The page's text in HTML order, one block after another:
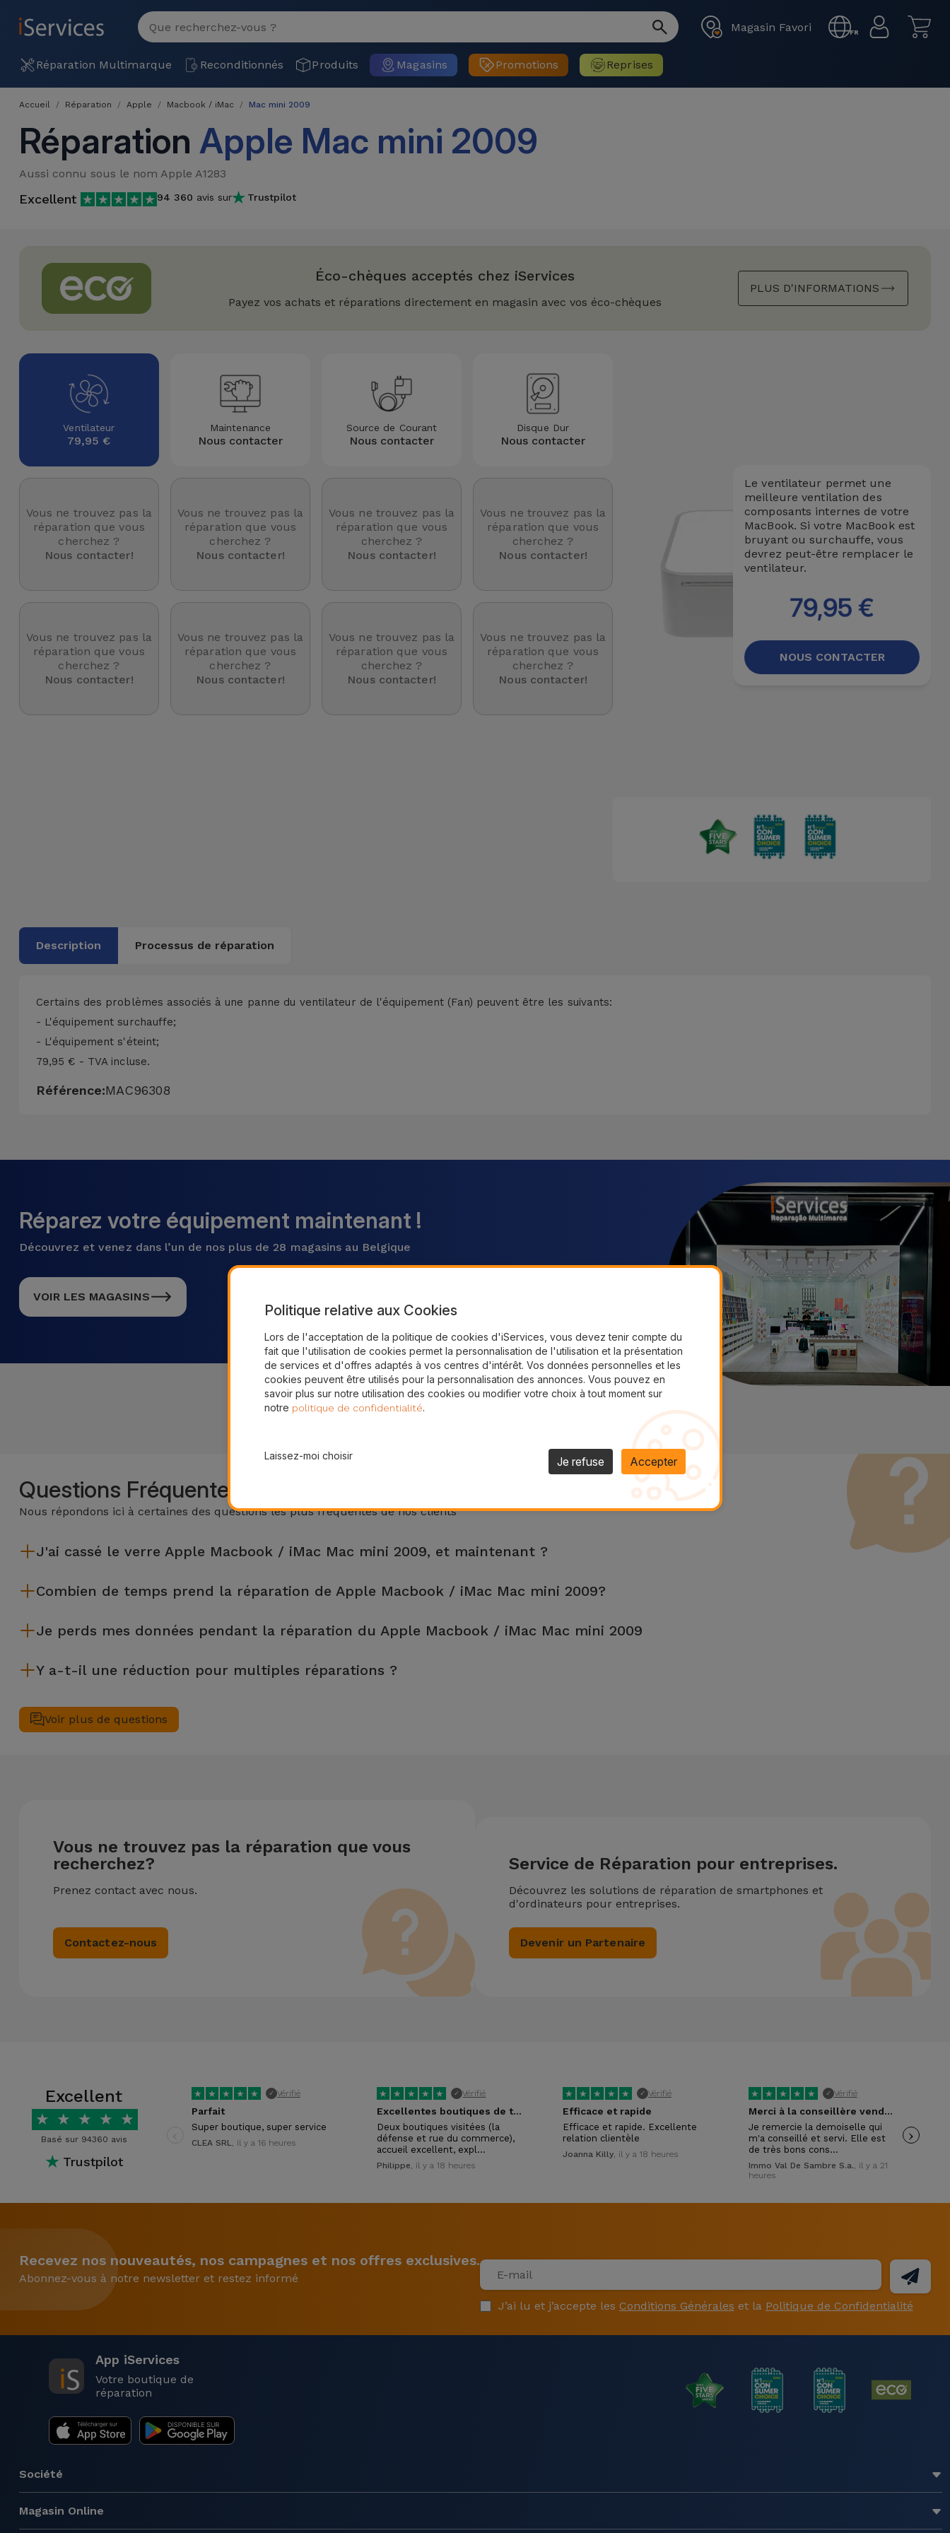
Magasin Favori FR
Réparation Multimarque Reconditionnés Produits Magasins Promotions Reprises
MENU
Réparation
Différentes
Causes de
Pannes
Macbook
Watch
Samsung
Huawei
OnePlus
Google
Dyson
Autres
Marques
iPhone
Reconditionnés
iPads
Reconditionnés
Samsungs
Reconditionnés
Jeux
Reconditionnées
Produits
DJI
Câbles
Protections
Batteries
Externes
Ecouteurs
Connectées
et
Bracelets
Traceurs et
Accessoires
Mobilité,
Auto et
Vélo
d'ordinateur
Tablette
Voir
Magasins
Reprises
Voir
Accueil Réparation Apple Macbook / iMac Mac mini 2009
Réparation Apple Mac mini 2009
Aussi connu sous le nom Apple A1283
Excellent 94 360 avis sur Trustpilot
Éco-chèques acceptés chez iServices
Payez vos achats et réparations directement en magasin avec vos éco-chèques
PLUS D'INFORMATIONS
Ventilateur
79,95 €
Maintenance
Nous contacter
Source de Courant
Nous contacter
Disque Dur
Nous contacter
Vous ne trouvez pas la
réparation que vous
cherchez ?
Nous contacter!
Vous ne trouvez pas la
réparation que vous
cherchez ?
Nous contacter!
Vous ne trouvez pas la
réparation que vous
cherchez ?
Nous contacter!
Vous ne trouvez pas la
réparation que vous
cherchez ?
Nous contacter!
Vous ne trouvez pas la
réparation que vous
cherchez ?
Nous contacter!
Vous ne trouvez pas la
réparation que vous
cherchez ?
Nous contacter!
Vous ne trouvez pas la
réparation que vous
cherchez ?
Nous contacter!
Vous ne trouvez pas la
réparation que vous
cherchez ?
Nous contacter!
Le ventilateur permet une
meilleure ventilation des
composants internes de votre
MacBook. Si votre MacBook est
bruyant ou surchauffe, vous
devrez peut-être remplacer le
ventilateur.
79,95 €
NOUS CONTACTER
Description Processus de réparation
Certains des problèmes associés à une panne du ventilateur de l'équipement (Fan) peuvent être les suivants:
- L'équipement surchauffe;
- L'équipement s'éteint;
79,95 € - TVA incluse.
Référence:MAC96308
Réparez votre équipement maintenant !
Découvrez et venez dans l’un de nos plus de 28 magasins au Belgique
VOIR LES MAGASINS
Questions Fréquentes
Nous répondons ici à certaines des questions les plus fréquentes de nos clients
J'ai cassé le verre Apple Macbook / iMac Mac mini 2009, et maintenant ?
Combien de temps prend la réparation de Apple Macbook / iMac Mac mini 2009?
Je perds mes données pendant la réparation du Apple Macbook / iMac Mac mini 2009
€) au cas où tu aurais besoin d'aide pour la gestion des fichiers.
Y a-t-il une réduction pour multiples réparations ?
réalisées simultanément, nous appliquons une remise de 25% sur le montant de la réparation la moins chère.
Voir plus de questions
Vous ne trouvez pas la réparation que vous
recherchez?
Prenez contact avec nous.
Contactez-nous
Service de Réparation pour entreprises.
Découvrez les solutions de réparation de smartphones et
d'ordinateurs pour entreprises.
Devenir un Partenaire
Excellent
★ ★ ★ ★ ★
Basé sur 94360 avis
★ Trustpilot
★ ★ ★ ★ ★ ✓ Vérifié
Parfait
Super boutique, super service
CLEA SRL, il y a 16 heures
★ ★ ★ ★ ★ ✓ Vérifié
Excellentes boutiques de téléphonie reconditionnée
Deux boutiques visitées (la
défense et rue du commerce),
accueil excellent, expl…
Philippe, il y a 18 heures
★ ★ ★ ★ ★ ✓ Vérifié
Efficace et rapide
Efficace et rapide. Excellente
relation clientèle
Joanna Killy, il y a 18 heures
★ ★ ★ ★ ★ ✓ Vérifié
Merci à la conseillère vendeuse
Je remercie la demoiselle qui
m'a conseillé et servi. Elle est
de très bons cons…
Immo Val De Sambre S.a., il y a 21
heures
›
Recevez nos nouveautés, nos campagnes et nos offres exclusives.
Abonnez-vous à notre newsletter et restez informé
J’ai lu et j’accepte les Conditions Générales et la Politique de Confidentialité
App iServices
Votre boutique de
réparation
Société
Magasin Online
Politique relative aux Cookies
Lors de l'acceptation de la politique de cookies d'iServices, vous devez tenir compte du
fait que l'utilisation de cookies permet la personnalisation de l'utilisation et la présentation
de services et d'offres adaptés à vos centres d'intérêt. Vos données personnelles et les
cookies peuvent être utilisés pour la personnalisation des annonces. Vous pouvez en
savoir plus sur notre utilisation des cookies ou modifier votre choix à tout moment sur
notre politique de confidentialité.
Laissez-moi choisir Je refuse Accepter